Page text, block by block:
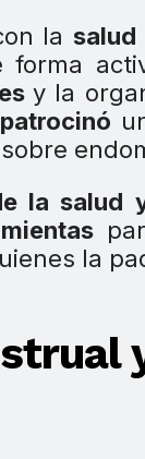
la salud
forma
y la
patrocinó
sobre
la salud
la